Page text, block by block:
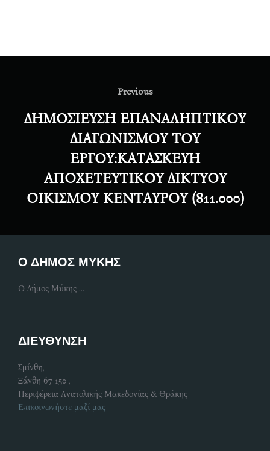
Previous
Previous
ΔΗΜΟΣΙΕΥΣΗ ΕΠΑΝΑΛΗΠΤΙΚΟΥ
ΔΙΑΓΩΝΙΣΜΟΥ ΤΟΥ
ΕΡΓΟΥ:ΚΑΤΑΣΚΕΥΗ
ΑΠΟΧΕΤΕΥΤΙΚΟΥ ΔΙΚΤΥΟΥ
ΟΙΚΙΣΜΟΥ ΚΕΝΤΑΥΡΟΥ (811.000)
Ο ΔΗΜΟΣ ΜΥΚΗΣ
Ο Δήμος Μύκης ...
ΔΙΕΥΘΥΝΣΗ
Σμίνθη,
Ξάνθη 67 150 ,
Περιφέρεια Ανατολικής Μακεδονίας & Θράκης
Επικοινωνήστε μαζί μας